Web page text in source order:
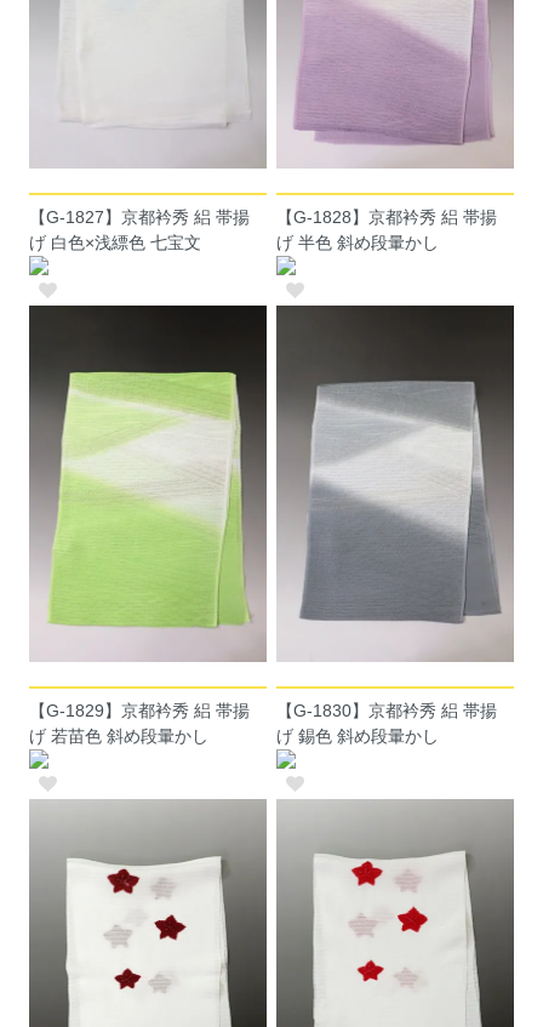
【G-1827】京都衿秀 絽 帯揚
げ 白色×浅縹色 七宝文
【G-1828】京都衿秀 絽 帯揚
げ 半色 斜め段暈かし
【G-1829】京都衿秀 絽 帯揚
げ 若苗色 斜め段暈かし
【G-1830】京都衿秀 絽 帯揚
げ 錫色 斜め段暈かし